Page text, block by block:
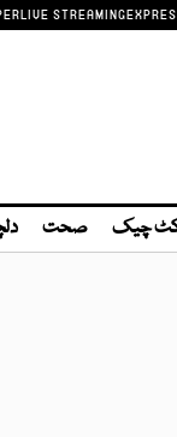
LIVE STREAMING
چیک صحت